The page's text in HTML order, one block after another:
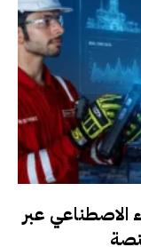
الاصطناعي عبر